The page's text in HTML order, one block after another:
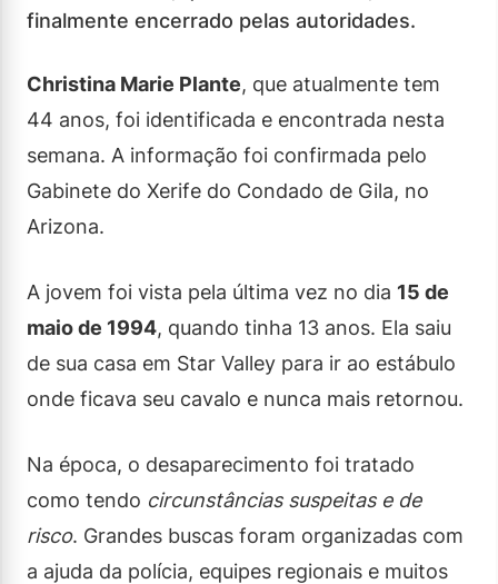
finalmente encerrado pelas autoridades.
Christina Marie Plante, que atualmente tem
44 anos, foi identificada e encontrada nesta
semana. A informação foi confirmada pelo
Gabinete do Xerife do Condado de Gila, no
Arizona.
A jovem foi vista pela última vez no dia 15 de
maio de 1994, quando tinha 13 anos. Ela saiu
de sua casa em Star Valley para ir ao estábulo
onde ficava seu cavalo e nunca mais retornou.
Na época, o desaparecimento foi tratado
como tendo circunstâncias suspeitas e de
risco. Grandes buscas foram organizadas com
a ajuda da polícia, equipes regionais e muitos